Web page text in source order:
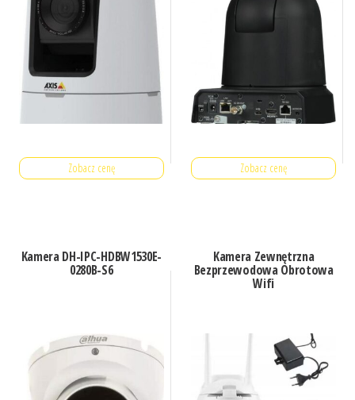
Zobacz cenę Zobacz cenę
Kamera DH-IPC-HDBW1530E-
0280B-S6
Kamera Zewnętrzna
Bezprzewodowa Obrotowa
Wifi